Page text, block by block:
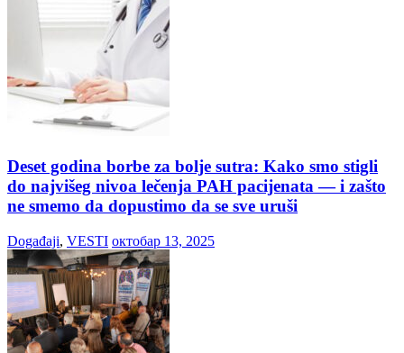
Deset godina borbe za bolje sutra: Kako smo stigli
do najvišeg nivoa lečenja PAH pacijenata — i zašto
ne smemo da dopustimo da se sve uruši
Događaji, VESTI октобар 13, 2025